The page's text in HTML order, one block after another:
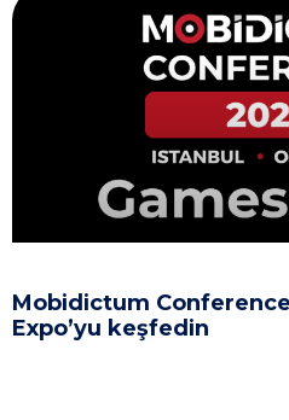
Mobidictum
Expo’yu keşfedin